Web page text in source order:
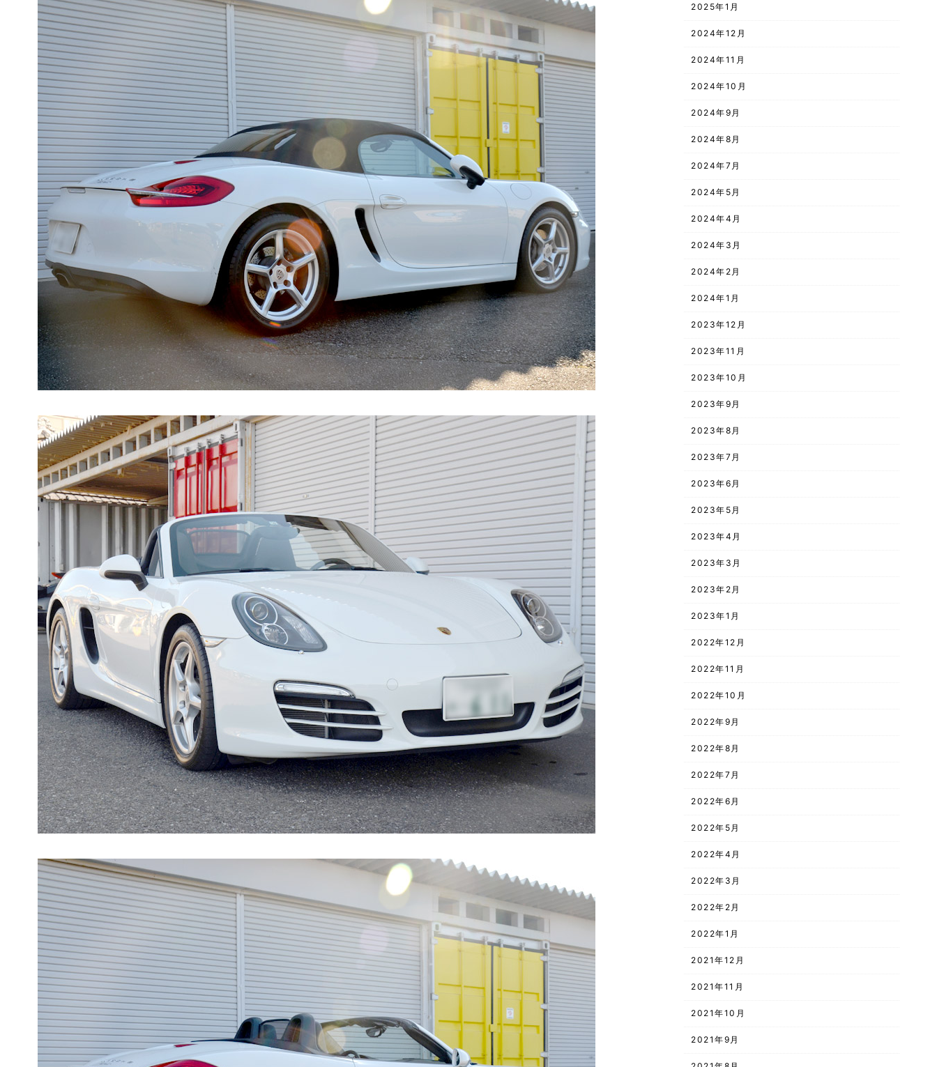
2025年1月
2024年12月
2024年11月
2024年10月
2024年9月
2024年8月
2024年7月
2024年5月
2024年4月
2024年3月
2024年2月
2024年1月
2023年12月
2023年11月
2023年10月
2023年9月
2023年8月
2023年7月
2023年6月
2023年5月
2023年4月
2023年3月
2023年2月
2023年1月
2022年12月
2022年11月
2022年10月
2022年9月
2022年8月
2022年7月
2022年6月
2022年5月
2022年4月
2022年3月
2022年2月
2022年1月
2021年12月
2021年11月
2021年10月
2021年9月